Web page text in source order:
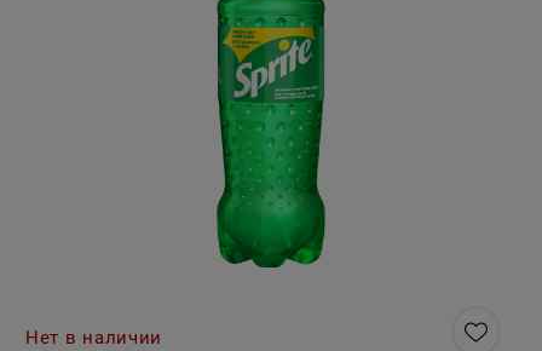
Нет в наличии